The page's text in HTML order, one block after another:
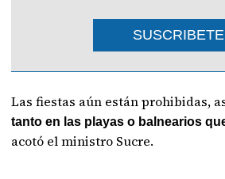
SUSCRIBETE
Las fiestas aún están prohibidas,
tanto en las playas o balnearios
acotó el ministro Sucre.